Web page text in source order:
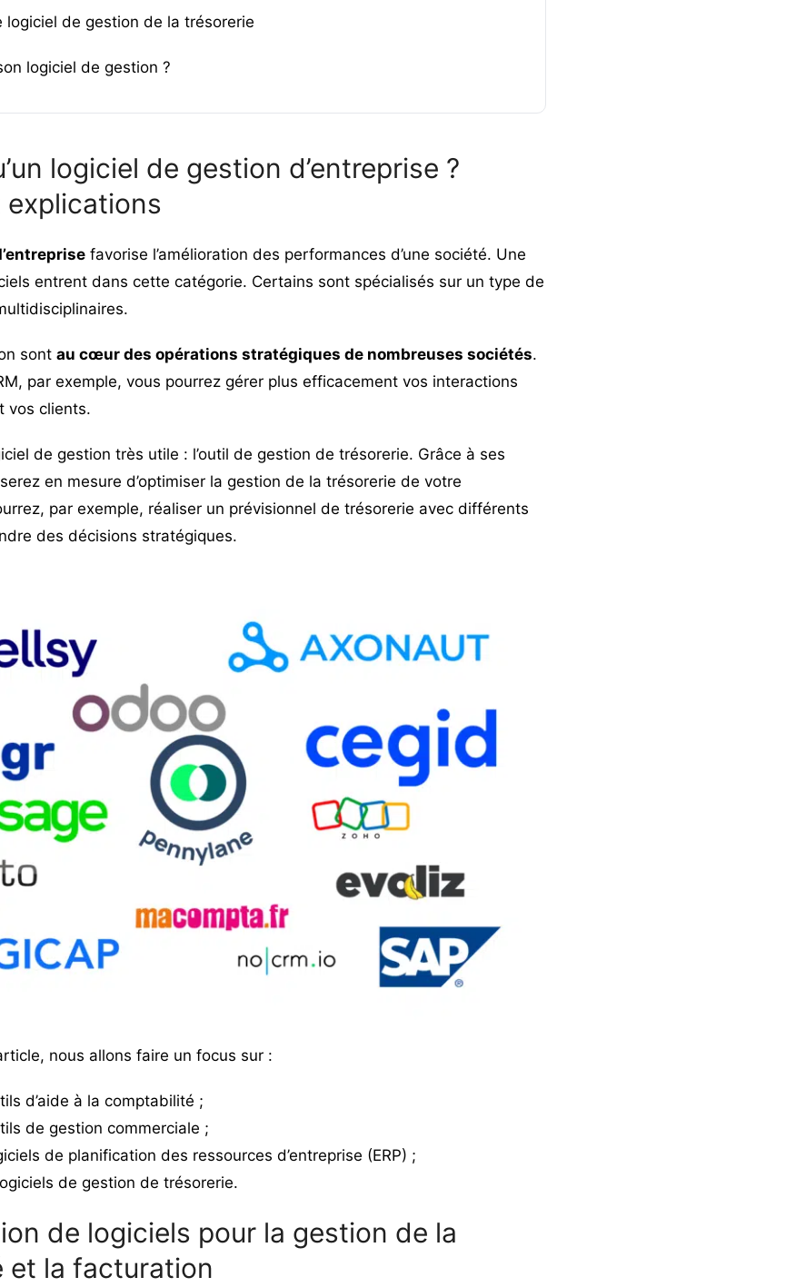
logiciel de gestion de la trésorerie
logiciel de gestion ?
logiciel de gestion d’entreprise ?
favorise l’amélioration des performances d’une société. Une
entrent dans cette catégorie. Certains sont spécialisés sur un type de
sont au cœur des opérations stratégiques de nombreuses sociétés.
, par exemple, vous pourrez gérer plus efficacement vos interactions
vos clients.
de gestion très utile : l’outil de gestion de trésorerie. Grâce à ses
en mesure d’optimiser la gestion de la trésorerie de votre
par exemple, réaliser un prévisionnel de trésorerie avec différents
des décisions stratégiques.
nous allons faire un focus sur :
d’aide à la comptabilité ;
de gestion commerciale ;
de planification des ressources d’entreprise (ERP) ;
de gestion de trésorerie.
de logiciels pour la gestion de la
et la facturation